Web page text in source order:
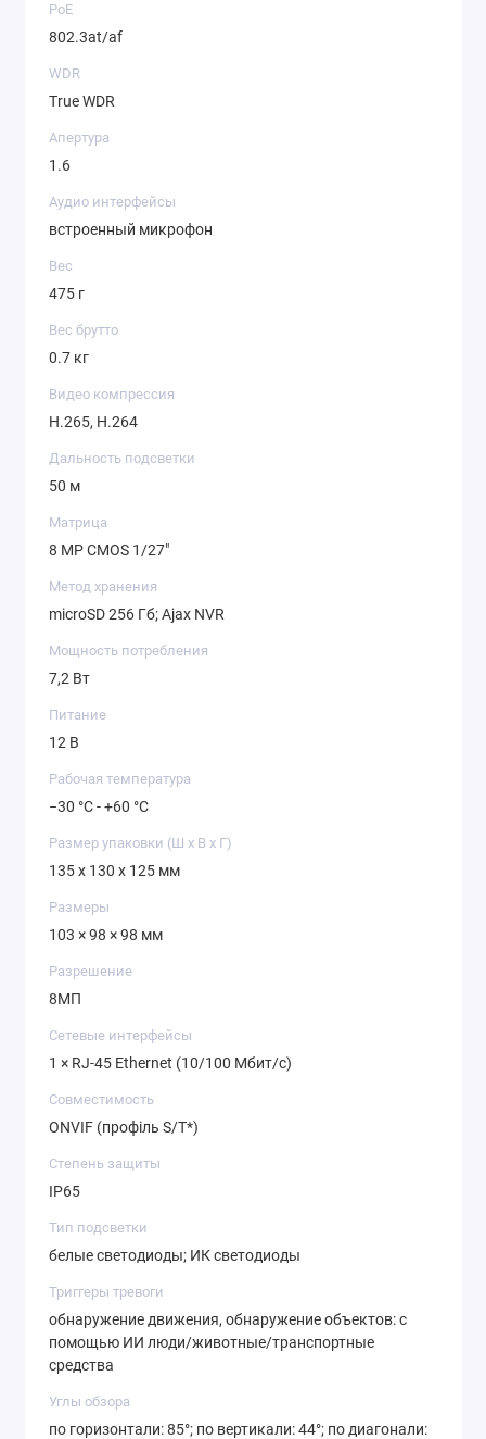
PoE
802.3at/af
WDR
True WDR
Апертура
1.6
Аудио интерфейсы
встроенный микрофон
Вес
475 г
Вес брутто
0.7 кг
Видео компрессия
H.265, H.264
Дальность подсветки
50 м
Матрица
8 MP CMOS 1/27"
Метод хранения
microSD 256 Гб; Ajax NVR
Мощность потребления
7,2 Вт
Питание
12 В
Рабочая температура
−30 °C - +60 °C
Размер упаковки (Ш х В х Г)
135 x 130 x 125 мм
Размеры
103 × 98 × 98 мм
Разрешение
8МП
Сетевые интерфейсы
1 × RJ-45 Ethernet (10/100 Мбит/с)
Совместимость
ONVIF (профіль S/T*)
Степень защиты
IP65
Тип подсветки
белые светодиоды; ИК светодиоды
Триггеры тревоги
обнаружение движения, обнаружение объектов: с
помощью ИИ люди/животные/транспортные
средства
Углы обзора
по горизонтали: 85°; по вертикали: 44°; по диагонали: